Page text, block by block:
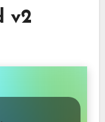
v2